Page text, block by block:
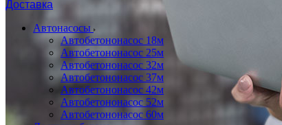
Доставка
Автонасосы
Автобетононасос 18м
Автобетононасос 25м
Автобетононасос 32м
Автобетононасос 37м
Автобетононасос 42м
Автобетононасос 52м
Автобетононасос 60м